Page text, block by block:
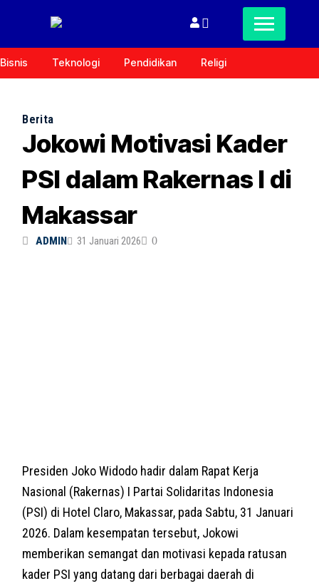
Bisnis Teknologi Pendidikan Religi
Berita
Jokowi Motivasi Kader
PSI dalam Rakernas I di
Makassar
ADMIN 31 Januari 2026 0
Presiden Joko Widodo hadir dalam Rapat Kerja
Nasional (Rakernas) I Partai Solidaritas Indonesia
(PSI) di Hotel Claro, Makassar, pada Sabtu, 31 Januari
2026. Dalam kesempatan tersebut, Jokowi
memberikan semangat dan motivasi kepada ratusan
kader PSI yang datang dari berbagai daerah di